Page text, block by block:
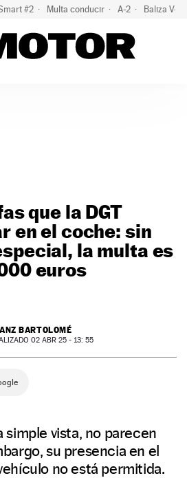
#2 Multa conducir A-2 Baliza V-
que la DGT
en el coche: sin
la multa es
euros
BARTOLOMÉ
02 ABR 25 - 13: 55
simple vista, no parecen
su presencia en el
no está permitida.